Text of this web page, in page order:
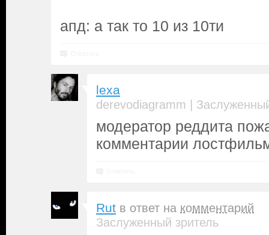
апд: а так то 10 из 10ти
lexa
derevodiagramm |
модератор реддита
комментарии
Rut в ответ на комментарий
Заслуженный зритель